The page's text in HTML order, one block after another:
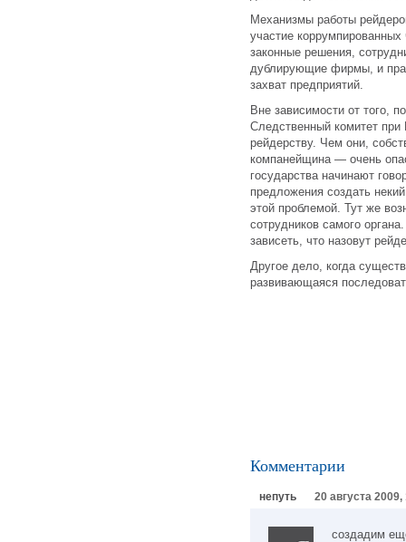
Механизмы работы
участие
законные решения,
дублирующие фирмы, и
захват предприятий.
Вне зависимости от того,
Следственный комитет при
рейдерству. Чем они,
компанейщина — очень
государства начинают
предложения создать
этой проблемой. Тут же
сотрудников самого
зависеть, что назовут
Другое дело, когда
развивающаяся
Комментарии
непуть 20 августа 2009,
создадим